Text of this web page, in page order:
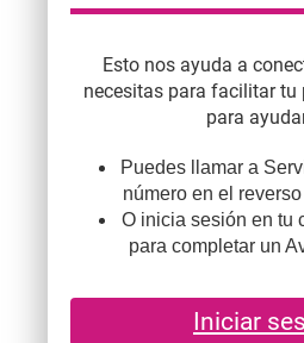
Esto nos ayuda a
necesitas para facilitar tu
para
Puedes llamar a
número en el
O inicia sesión en tu
para completar un
Iniciar